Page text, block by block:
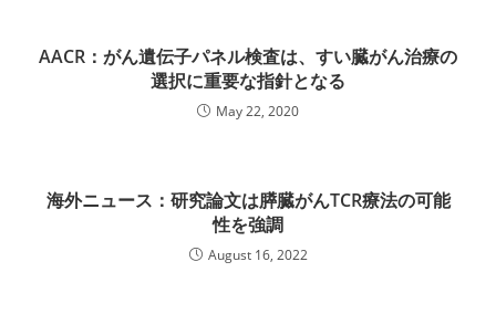
AACR：がん遺伝子パネル検査は、すい臓がん治療の
選択に重要な指針となる
May 22, 2020
海外ニュース：研究論文は膵臓がんTCR療法の可能
性を強調
August 16, 2022